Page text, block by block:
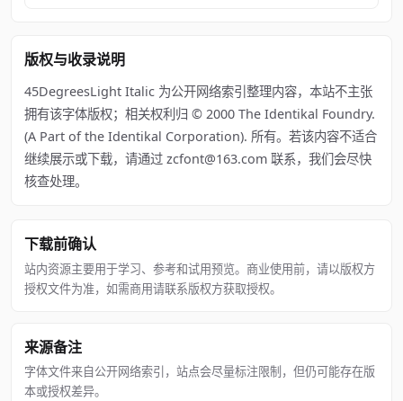
版权与收录说明
45DegreesLight Italic 为公开网络索引整理内容，本站不主张
拥有该字体版权；相关权利归 © 2000 The Identikal Foundry.
(A Part of the Identikal Corporation). 所有。若该内容不适合
继续展示或下载，请通过 zcfont@163.com 联系，我们会尽快
核查处理。
下载前确认
站内资源主要用于学习、参考和试用预览。商业使用前，请以版权方
授权文件为准，如需商用请联系版权方获取授权。
来源备注
字体文件来自公开网络索引，站点会尽量标注限制，但仍可能存在版
本或授权差异。